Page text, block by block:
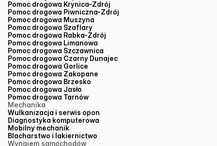
Pomoc drogowa Krynica-Zdrój
Pomoc drogowa Piwniczna-Zdrój
Pomoc drogowa Muszyna
Pomoc drogowa Szaflary
Pomoc drogowa Rabka-Zdrój
Pomoc drogowa Limanowa
Pomoc drogowa Szczawnica
Pomoc drogowa Czarny Dunajec
Pomoc drogowa Gorlice
Pomoc drogowa Zakopane
Pomoc drogowa Brzesko
Pomoc drogowa Jasło
Pomoc drogowa Tarnów
Mechanika
Wulkanizacja i serwis opon
Diagnostyka komputerowa
Mobilny mechanik
Blacharstwo i lakiernictwo
Wynajem samochodów